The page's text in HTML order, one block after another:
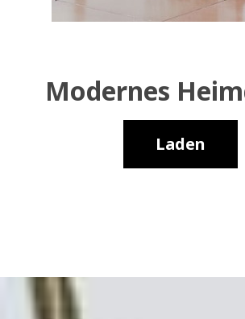
Modernes
Laden